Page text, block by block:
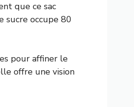
que ce sac
sucre occupe 80
pour affiner le
offre une vision